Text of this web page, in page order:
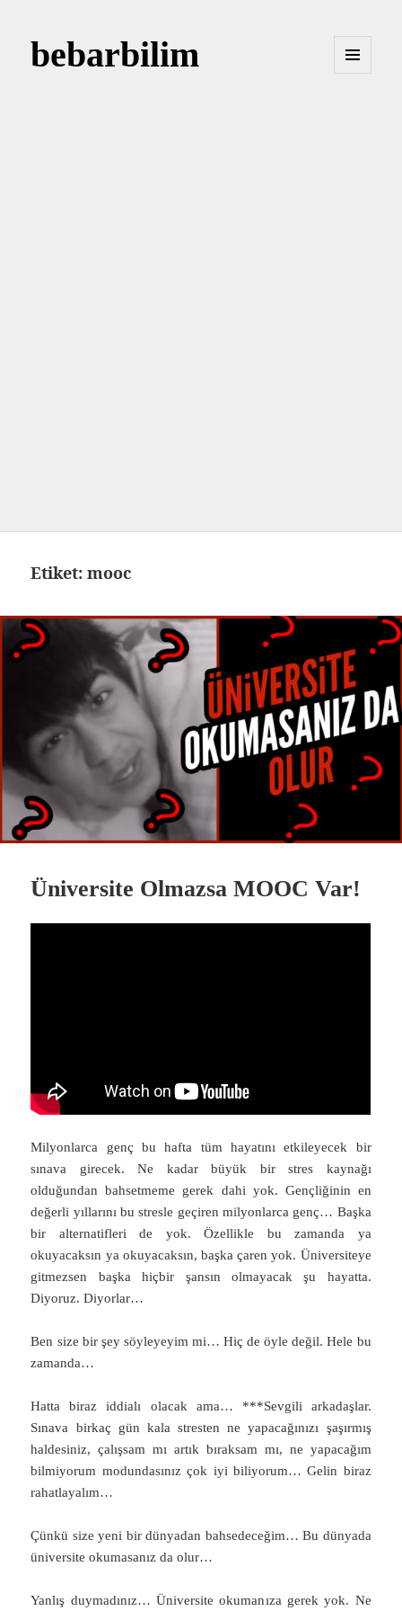
bebarbilim
Etiket:mooc
Üniversite Olmazsa MOOC Var!
Milyonlarca genç bu hafta tüm hayatını etkileyecek bir
sınava girecek. Ne kadar büyük bir stres kaynağı
olduğundan bahsetmeme gerek dahi yok. Gençliğinin en
değerli yıllarını bu stresle geçiren milyonlarca genç… Başka
bir alternatifleri de yok. Özellikle bu zamanda ya
okuyacaksın ya okuyacaksın, başka çaren yok. Üniversiteye
gitmezsen başka hiçbir şansın olmayacak şu hayatta.
Diyoruz. Diyorlar…
Ben size bir şey söyleyeyim mi… Hiç de öyle değil. Hele bu
zamanda…
Hatta biraz iddialı olacak ama… ***Sevgili arkadaşlar.
Sınava birkaç gün kala stresten ne yapacağınızı şaşırmış
haldesiniz, çalışsam mı artık bıraksam mı, ne yapacağım
bilmiyorum modundasınız çok iyi biliyorum… Gelin biraz
rahatlayalım…
Çünkü size yeni bir dünyadan bahsedeceğim… Bu dünyada
üniversite okumasanız da olur…
Yanlış duymadınız… Üniversite okumanıza gerek yok. Ne